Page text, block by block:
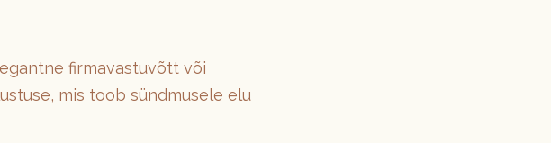
firmavastuvõtt või
mis toob sündmusele elu